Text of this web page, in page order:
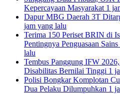
Kepercayaan Masyarakat 1
Dapur MBG Daerah 3T
jam yang lalu
Terima 150 Periset BRIN di
Pentingnya Penguasaan
lalu
Tembus Panggung IFW
Disabilitas Bernilai Tinggi 1
Polisi Bongkar Komplotan
Dua Pelaku Dilumpuhkan 1